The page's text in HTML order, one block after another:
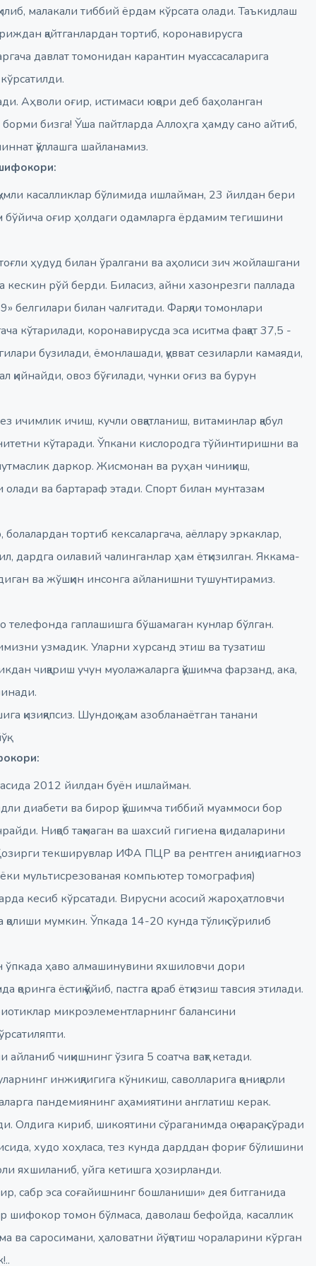
малакали тиббий ёрдам кўрсата олади. Таъкидлаш
қайтганлардан тортиб, коронавирусга
давлат томонидан карантин муассасаларига
Аҳволи оғир, истимаси юқори деб баҳоланган
бизга! Ўша пайтларда Аллоҳга ҳамду сано айтиб,
қўллашга шайланамиз.
касалликлар бўлимида ишлайман, 23 йилдан бери
оғир ҳолдаги одамларга ёрдамим тегишини
ҳудуд билан ўралгани ва аҳолиси зич жойлашгани
кескин рўй берди. Биласиз, айни хазонрезги паллада
белгилари билан чалғитади. Фарқли томонлари
кўтарилади, коронавирусда эса иситма фақат 37,5 -
бузилади, ёмонлашади, қувват сезиларли камаяди,
қийнайди, овоз бўғилади, чунки оғиз ва бурун
ичиш, кучли овқатланиш, витаминлар қабул
кўтаради. Ўпкани кислородга тўйинтиришни ва
даркор. Жисмонан ва руҳан чиниқиш,
ва бартараф этади. Спорт билан мунтазам
тортиб кексаларгача, аёллару эркаклар,
дардга оилавий чалинганлар ҳам ётқизилган. Яккама-
ва жўшқин инсонга айланишни тушунтирамиз.
гаплашишга бўшамаган кунлар бўлган.
узмадик. Уларни хурсанд этиш ва тузатиш
чиқариш учун муолажаларга қўшимча фарзанд, ака,
қизиқяпсиз. Шундоқ ҳам азобланаётган танани
2012 йилдан буён ишлайман.
диабети ва бирор қўшимча тиббий муаммоси бор
Ниқоб тақмаган ва шахсий гигиена қоидаларини
текширувлар ИФА ПЦР ва рентген аниқ диагноз
мультисрезованая компьютер томография)
кесиб кўрсатади. Вирусни асосий жароҳатловчи
мумкин. Ўпкада 14-20 кунда тўлиқ сўрилиб
ўпкада ҳаво алмашинувини яхшиловчи дори
ёстиқ қўйиб, пастга қараб ётқизиш тавсия этилади.
микроэлементларнинг балансини
чиқишнинг ўзига 5 соатча вақт кетади.
инжиқлигига кўникиш, саволларига қониқарли
пандемиянинг аҳамиятини англатиш керак.
кириб, шикоятини сўраганимда оқ варақ сўради
худо хоҳласа, тез кунда дарддан фориғ бўлишини
яхшиланиб, уйга кетишга ҳозирланди.
сабр эса соғайишнинг бошланиши» дея битганида
шифокор томон бўлмаса, даволаш бефойда, касаллик
ва саросимани, ҳаловатни йўқотиш чораларини кўрган